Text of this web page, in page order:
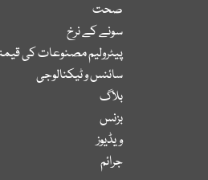
صحت
سونے کے نرخ
پیٹرولیم مصنوعات کی
سائنس و ٹیکنالوجی
بلاگ
بزنس
ویڈیوز
جرائم